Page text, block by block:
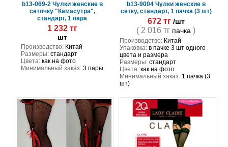
b13-069-2 Чулки женские в
сеточку "Камасутра",
стандарт, 1 пара
1 232 тг
шт
Производство: Китай
Размеры: стандарт
Цвета: как на фото
Минимальный заказ: 3 пары
b13-9004 Чулки женские в
сетку, стандарт, 1 пачка (3 шт)
672 тг /шт
( 2 016 тг пачка )
Производство:Китай
Упаковка:в пачке 3 шт одного
цвета и размера
Размеры:стандарт
Цвета:как на фото
Минимальный заказ:1 пачка (3
шт)